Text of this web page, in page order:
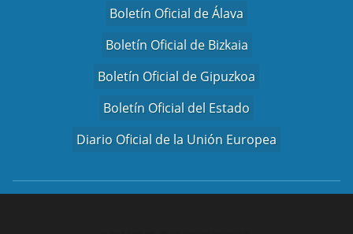
Boletín Oficial de Álava
Boletín Oficial de Bizkaia
Boletín Oficial de Gipuzkoa
Boletín Oficial del Estado
Diario Oficial de la Unión Europea